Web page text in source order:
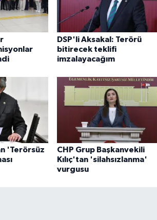
DSP'li Aksakal: Terörü
bitirecek teklifi
imzalayacağım
'Terörsüz
CHP Grup Başkanvekili
Kılıç'tan 'silahsızlanma'
vurgusu